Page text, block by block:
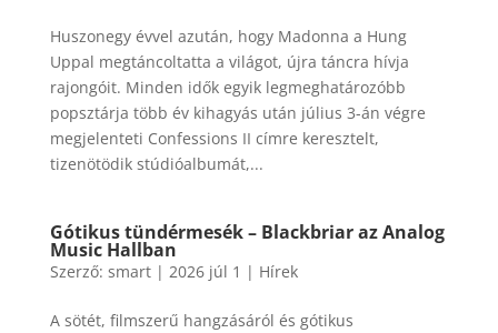
Huszonegy évvel azután, hogy Madonna a Hung
Uppal megtáncoltatta a világot, újra táncra hívja
rajongóit. Minden idők egyik legmeghatározóbb
popsztárja több év kihagyás után július 3-án végre
megjelenteti Confessions II címre keresztelt,
tizenötödik stúdióalbumát,...
Gótikus tündérmesék – Blackbriar az Analog
Music Hallban
Szerző: smart| 2026 júl 1 | Hírek
A sötét, filmszerű hangzásáról és gótikus